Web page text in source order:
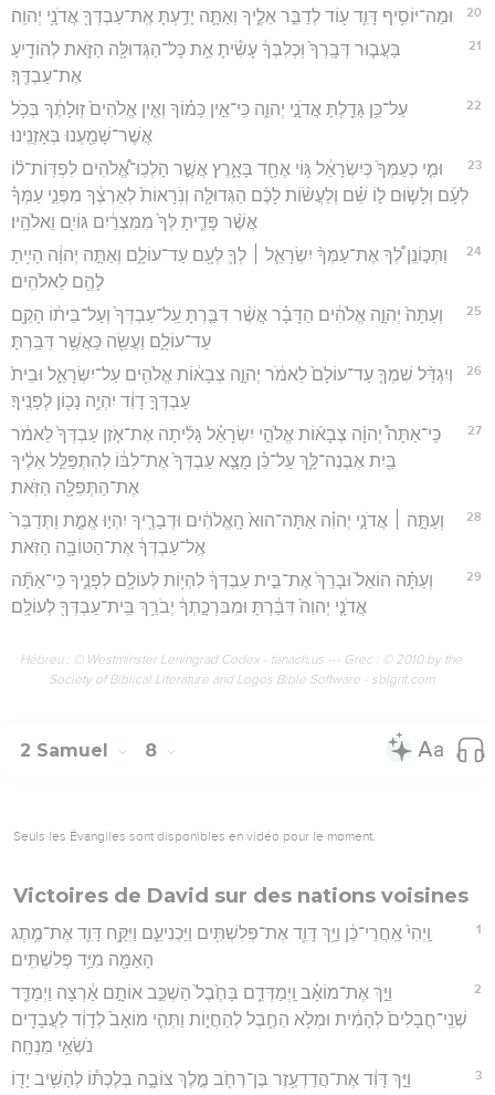
20 וּמַה־יּוֹסִ֥יף דָּוִ֛ד ע֖וֹד לְדַבֵּ֣ר אֵלֶ֑יךָ וְאַתָּ֛ה יָדַ֥עְתָּ אֶֽת־עַבְדְּךָ֖ אֲדֹנָ֥י יְהוִֽה׃
21
בַּעֲב֤וּר דְּבָֽרְךָ֙ וּֽכְלִבְּךָ֔ עָשִׂ֕יתָ אֵ֥ת כָּל־הַגְּדוּלָּ֖ה הַזֹּ֑את לְהוֹדִ֖יעַ
אֶת־עַבְדֶּֽךָ׃
22
עַל־כֵּ֥ן גָּדַ֖לְתָּ אֲדֹנָ֣י יְהוִ֑ה כִּֽי־אֵ֣ין כָּמ֗וֹךָ וְאֵ֤ין אֱלֹהִים֙ זֽוּלָתֶ֔ךָ בְּכֹ֥ל
אֲשֶׁר־שָׁמַ֖עְנוּ בְּאָזְנֵֽינוּ׃
23
וּמִ֤י כְעַמְּךָ֙ כְּיִשְׂרָאֵ֔ל גּ֥וֹי אֶחָ֖ד בָּאָ֑רֶץ אֲשֶׁ֣ר הָלְכֽוּ־אֱ֠לֹהִים לִפְדּֽוֹת־ל֨וֹ
לְעָ֜ם וְלָשׂ֧וּם ל֣וֹ שֵׁ֗ם וְלַעֲשׂ֨וֹת לָכֶ֜ם הַגְּדוּלָּ֤ה וְנֹֽרָאוֹת֙ לְאַרְצֶ֔ךָ מִפְּנֵ֣י עַמְּךָ֗
אֲשֶׁ֨ר פָּדִ֤יתָ לְּךָ֙ מִמִּצְרַ֔יִם גּוֹיִ֖ם וֵאלֹהָֽיו׃
24
וַתְּכ֣וֹנֵֽן לְ֠ךָ אֶת־עַמְּךָ֨ יִשְׂרָאֵ֧ל ׀ לְךָ֛ לְעָ֖ם עַד־עוֹלָ֑ם וְאַתָּ֣ה יְהוָ֔ה הָיִ֥יתָ
לָהֶ֖ם לֵאלֹהִֽים׃
25
וְעַתָּה֙ יְהוָ֣ה אֱלֹהִ֔ים הַדָּבָ֗ר אֲשֶׁ֨ר דִּבַּ֤רְתָּ עַֽל־עַבְדְּךָ֙ וְעַל־בֵּית֔וֹ הָקֵ֖ם
עַד־עוֹלָ֑ם וַעֲשֵׂ֖ה כַּאֲשֶׁ֥ר דִּבַּֽרְתָּ׃
26
וְיִגְדַּ֨ל שִׁמְךָ֤ עַד־עוֹלָם֙ לֵאמֹ֔ר יְהוָ֣ה צְבָא֔וֹת אֱלֹהִ֖ים עַל־יִשְׂרָאֵ֑ל וּבֵית֙
עַבְדְּךָ֣ דָוִ֔ד יִהְיֶ֥ה נָכ֖וֹן לְפָנֶֽיךָ׃
27
כִּֽי־אַתָּה֩ יְהוָ֨ה צְבָא֜וֹת אֱלֹהֵ֣י יִשְׂרָאֵ֗ל גָּלִ֜יתָה אֶת־אֹ֤זֶן עַבְדְּךָ֙ לֵאמֹ֔ר
בַּ֖יִת אֶבְנֶה־לָּ֑ךְ עַל־כֵּ֗ן מָצָ֤א עַבְדְּךָ֙ אֶת־לִבּ֔וֹ לְהִתְפַּלֵּ֣ל אֵלֶ֔יךָ
אֶת־הַתְּפִלָּ֖ה הַזֹּֽאת׃
28
וְעַתָּ֣ה ׀ אֲדֹנָ֣י יְהוִ֗ה אַתָּה־הוּא֙ הָֽאֱלֹהִ֔ים וּדְבָרֶ֖יךָ יִהְי֣וּ אֱמֶ֑ת וַתְּדַבֵּר֙
אֶֽל־עַבְדְּךָ֔ אֶת־הַטּוֹבָ֖ה הַזֹּֽאת׃
29
וְעַתָּ֗ה הוֹאֵל֙ וּבָרֵךְ֙ אֶת־בֵּ֣ית עַבְדְּךָ֔ לִהְי֥וֹת לְעוֹלָ֖ם לְפָנֶ֑יךָ כִּֽי־אַתָּ֞ה
אֲדֹנָ֤י יְהוִה֙ דִּבַּ֔רְתָּ וּמִבִּרְכָ֣תְךָ֔ יְבֹרַ֥ךְ בֵּֽית־עַבְדְּךָ֖ לְעוֹלָֽם׃
Hébreu : © Westminster Leningrad Codex - tanach.us --- Grec : © 2010 by the
Society of Biblical Literature and Logos Bible Software - sblgnt.com
2 Samuel 8
Seuls les Évangiles sont disponibles en vidéo pour le moment.
Victoires de David sur des nations voisines
1
וַֽיְהִי֙ אַֽחֲרֵי־כֵ֔ן וַיַּ֥ךְ דָּוִ֛ד אֶת־פְּלִשְׁתִּ֖ים וַיַּכְנִיעֵ֑ם וַיִּקַּ֥ח דָּוִ֛ד אֶת־מֶ֥תֶג
הָאַמָּ֖ה מִיַּ֥ד פְּלִשְׁתִּֽים׃
2
וַיַּ֣ךְ אֶת־מוֹאָ֗ב וַֽיְמַדְּדֵ֤ם בַּחֶ֙בֶל֙ הַשְׁכֵּ֣ב אוֹתָ֣ם אַ֔רְצָה וַיְמַדֵּ֤ד
שְׁנֵֽי־חֲבָלִים֙ לְהָמִ֔ית וּמְלֹ֥א הַחֶ֖בֶל לְהַחֲי֑וֹת וַתְּהִ֤י מוֹאָב֙ לְדָוִ֔ד לַעֲבָדִ֖ים
נֹשְׂאֵ֥י מִנְחָֽה׃
3
וַיַּ֣ךְ דָּוִ֔ד אֶת־הֲדַדְעֶ֥זֶר בֶּן־רְחֹ֖ב מֶ֣לֶךְ צוֹבָ֑ה בְּלֶכְתּ֕וֹ לְהָשִׁ֥יב יָד֖וֹ